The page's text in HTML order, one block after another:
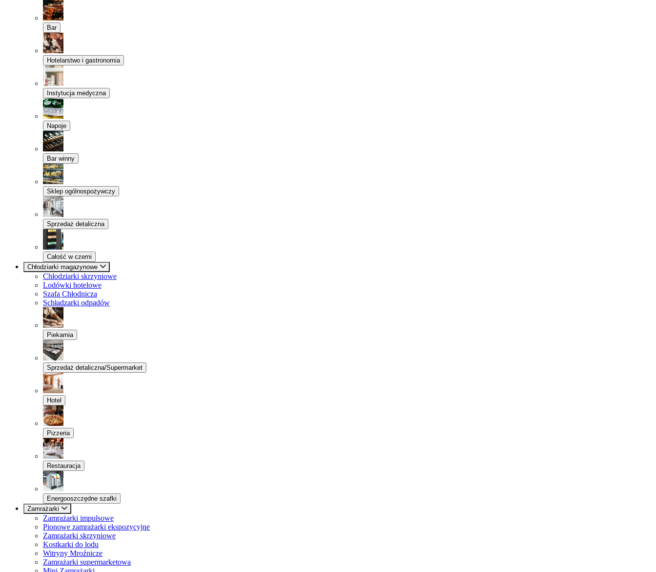
Bar
Hotelarstwo i gastronomia
Instytucja medyczna
Napoje
Bar winny
Sklep ogólnospożywczy
Sprzedaż detaliczna
Całość w czerni
Chłodziarki magazynowe
Chłodziarki skrzyniowe
Lodówki hotelowe
Szafa Chłodnicza
Schładzarki odpadów
Piekarnia
Sprzedaż detaliczna/Supermarket
Hotel
Pizzeria
Restauracja
Energooszczędne szafki
Zamrażarki
Zamrażarki impulsowe
Pionowe zamrażarki ekspozycyjne
Zamrażarki skrzyniowe
Kostkarki do lodu
Witryny Mroźnicze
Zamrażarki supermarketowa